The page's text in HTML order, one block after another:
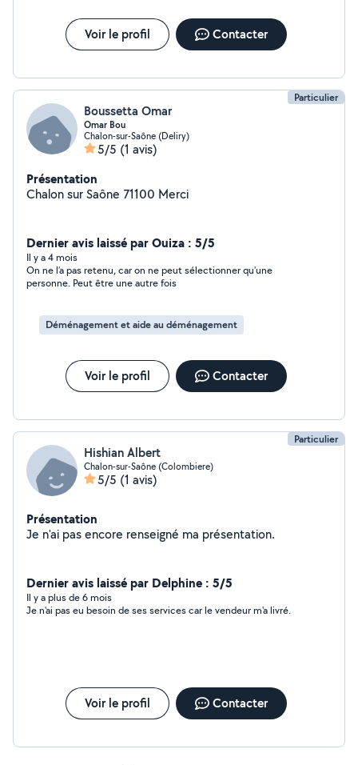
Voir le profil Contacter
Particulier
Boussetta Omar
Omar Bou
Chalon-sur-Saône (Deliry)
5/5 (1 avis)
Présentation
Chalon sur Saône 71100 Merci
Dernier avis laissé par Ouiza : 5/5
Il y a 4 mois
On ne l’a pas retenu, car on ne peut sélectionner qu’une
personne. Peut être une autre fois
Déménagement et aide au déménagement
Voir le profil Contacter
Particulier
Hishian Albert
Chalon-sur-Saône (Colombiere)
5/5 (1 avis)
Présentation
Je n'ai pas encore renseigné ma présentation.
Dernier avis laissé par Delphine : 5/5
Il y a plus de 6 mois
Je n'ai pas eu besoin de ses services car le vendeur m'a livré.
Voir le profil Contacter